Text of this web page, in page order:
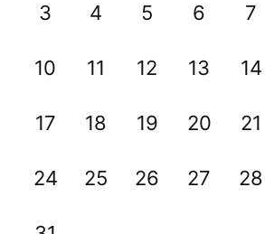
3 4 5 6 7
10 11 12 13 14
17 18 19 20 21
24 25 26 27 28